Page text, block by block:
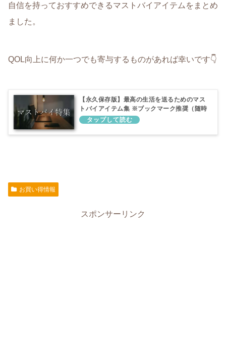
自信を持っておすすめできるマストバイアイテムをまとめ
ました。
QOL向上に何か一つでも寄与するものがあれば幸いです👇
【永久保存版】最高の生活を送るためのマス
トバイアイテム集 ※ブックマーク推奨（随時
アップデート）
お買い得情報
スポンサーリンク